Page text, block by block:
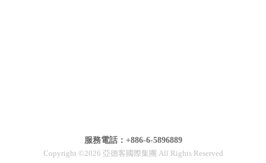
服務電話：+886-6-5896889
Copyright ©2026 亞德客國際集團 All Rights Reserved